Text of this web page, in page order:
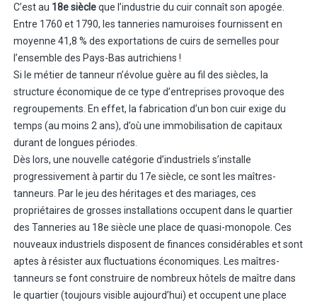
C’est au 18e siècleque l’industrie du cuir connaît son apogée.
Entre 1760 et 1790, les tanneries namuroises fournissent en
moyenne 41,8 % des exportations de cuirs de semelles pour
l’ensemble des Pays-Bas autrichiens !
Si le métier de tanneur n’évolue guère au fil des siècles, la
structure économique de ce type d’entreprises provoque des
regroupements. En effet, la fabrication d’un bon cuir exige du
temps (au moins 2 ans), d’où une immobilisation de capitaux
durant de longues périodes.
Dès lors, une nouvelle catégorie d’industriels s’installe
progressivement à partir du 17e siècle, ce sont les maîtres-
tanneurs. Par le jeu des héritages et des mariages, ces
propriétaires de grosses installations occupent dans le quartier
des Tanneries au 18e siècle une place de quasi-monopole. Ces
nouveaux industriels disposent de finances considérables et sont
aptes à résister aux fluctuations économiques. Les maîtres-
tanneurs se font construire de nombreux hôtels de maître dans
le quartier (toujours visible aujourd’hui) et occupent une place